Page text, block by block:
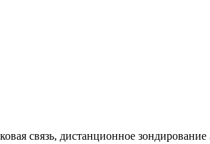
связь, дистанционное